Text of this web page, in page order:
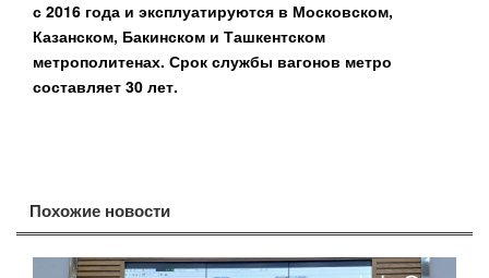
с 2016 года и эксплуатируются в Московском,
Казанском, Бакинском и Ташкентском
метрополитенах. Срок службы вагонов метро
составляет 30 лет.
Похожие новости